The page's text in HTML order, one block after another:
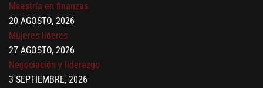
Maestría en finanzas
20 AGOSTO, 2026
Mujeres líderes
27 AGOSTO, 2026
Negociación y liderazgo
3 SEPTIEMBRE, 2026